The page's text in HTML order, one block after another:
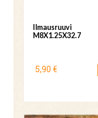
Ilmausruuvi
M8X1.25X32.7
5,90 €